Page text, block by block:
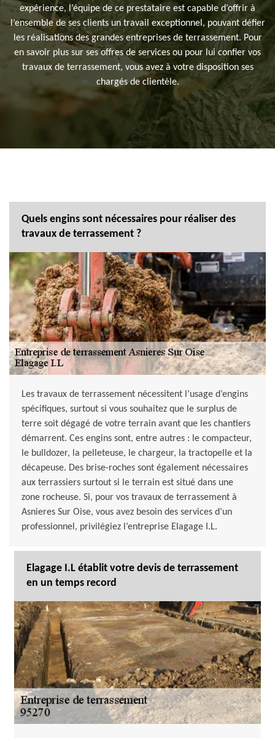
expérience, l’équipe de ce prestataire est capable d’offrir à
l’ensemble de ses clients un travail exceptionnel, pouvant défier
les réalisations des grandes entreprises de terrassement. Pour
en savoir plus sur ses offres de services ou pour lui confier vos
travaux de terrassement, vous avez à votre disposition ses
chargés de clientèle.
Quels engins sont nécessaires pour réaliser des
travaux de terrassement ?
Les travaux de terrassement nécessitent l’usage d’engins
spécifiques, surtout si vous souhaitez que le surplus de
terre soit dégagé de votre terrain avant que les chantiers
démarrent. Ces engins sont, entre autres : le compacteur,
le bulldozer, la pelleteuse, le chargeur, la tractopelle et la
décapeuse. Des brise-roches sont également nécessaires
aux terrassiers surtout si le terrain est situé dans une
zone rocheuse. Si, pour vos travaux de terrassement à
Asnieres Sur Oise, vous avez besoin des services d’un
professionnel, privilégiez l’entreprise Elagage I.L.
Elagage I.L établit votre devis de terrassement
en un temps record